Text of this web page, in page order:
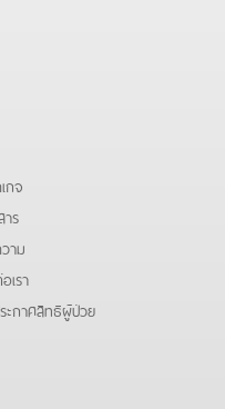
กจ
าร
าม
เรา
ะกาศสิทธิผู้ป่วย